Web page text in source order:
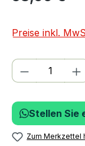
Preise inkl.
Produkt
Stellen Sie
Zum Merkzettel